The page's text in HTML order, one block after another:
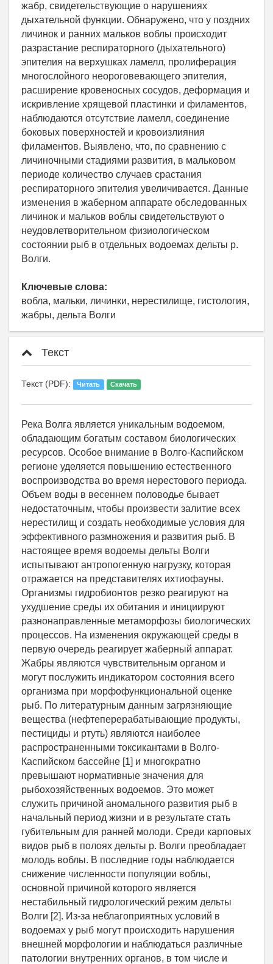
жабр, свидетельствующие о нарушениях
дыхательной функции. Обнаружено, что у поздних
личинок и ранних мальков воблы происходит
разрастание респираторного (дыхательного)
эпителия на верхушках ламелл, пролиферация
многослойного неороговевающего эпителия,
расширение кровеносных сосудов, деформация и
искривление хрящевой пластинки и филаментов,
наблюдаются отсутствие ламелл, соединение
боковых поверхностей и кровоизлияния
филаментов. Выявлено, что, по сравнению с
личиночными стадиями развития, в мальковом
периоде количество случаев срастания
респираторного эпителия увеличивается. Данные
изменения в жаберном аппарате обследованных
личинок и мальков воблы свидетельствуют о
неудовлетворительном физиологическом
состоянии рыб в отдельных водоемах дельты р.
Волги.
Ключевые слова:
вобла, мальки, личинки, нерестилище, гистология,
жабры, дельта Волги
Текст
Текст (PDF): Читать Скачать
Река Волга является уникальным водоемом,
обладающим богатым составом биологических
ресурсов. Особое внимание в Волго-Каспийском
регионе уделяется повышению естественного
воспроизводства во время нерестового периода.
Объем воды в весеннем половодье бывает
недостаточным, чтобы произвести залитие всех
нерестилищ и создать необходимые условия для
эффективного размножения и развития рыб. В
настоящее время водоемы дельты Волги
испытывают антропогенную нагрузку, которая
отражается на представителях ихтиофауны.
Организмы гидробионтов резко реагируют на
ухудшение среды их обитания и инициируют
разнонаправленные метаморфозы биологических
процессов. На изменения окружающей среды в
первую очередь реагирует жаберный аппарат.
Жабры являются чувствительным органом и
могут послужить индикатором состояния всего
организма при морфофункциональной оценке
рыб. По литературным данным загрязняющие
вещества (нефтеперерабатывающие продукты,
пестициды и ртуть) являются наиболее
распространенными токсикантами в Волго-
Каспийском бассейне [1] и многократно
превышают нормативные значения для
рыбохозяйственных водоемов. Это может
служить причиной аномального развития рыб в
начальный период жизни и в результате стать
губительным для ранней молоди. Среди карповых
видов рыб в полоях дельты р. Волги преобладает
молодь воблы. В последние годы наблюдается
снижение численности популяции воблы,
основной причиной которого является
нестабильный гидрологический режим дельты
Волги [2]. Из-за неблагоприятных условий в
водоемах у рыб могут происходить нарушения
внешней морфологии и наблюдаться различные
патологии внутренних органов, в том числе и